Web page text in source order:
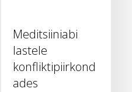
Meditsiiniabi
lastele
konfliktipiirkond
ades